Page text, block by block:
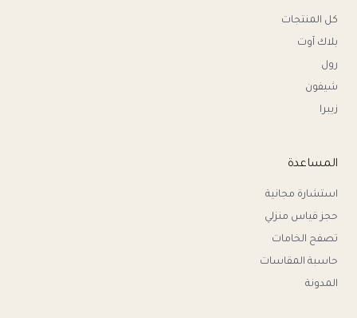
كل المنتجات
بلاك آوت
رول
شيفون
زيبرا
المساعدة
استشارة مجانية
حجز قياس منزلي
تصفح الخامات
حاسبة المقاسات
المدونة